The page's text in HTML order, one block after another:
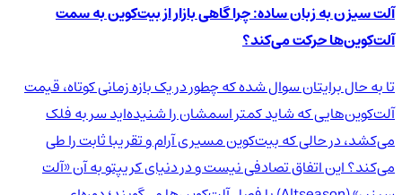
آلت سیزن به زبان ساده: چرا گاهی بازار از بیت‌کوین به سمت
آلت‌کوین‌ها حرکت می‌کند؟
تا به حال برایتان سوال شده که چطور در یک بازه زمانی کوتاه، قیمت
آلت‌کوین‌هایی که شاید کمتر اسمشان را شنیده‌اید سر به فلک
می‌کشد، در حالی که بیت‌کوین مسیری آرام و تقریبا ثابت را طی
می‌کند؟ این اتفاق تصادفی نیست و در دنیای کریپتو به آن «آلت